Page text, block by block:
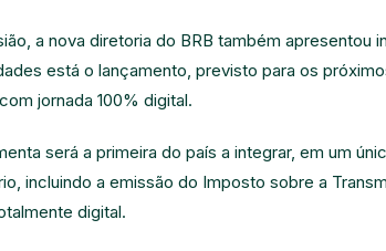
a nova diretoria do BRB também
está o lançamento, previsto para os
jornada 100% digital.
será a primeira do país a integrar, em um
incluindo a emissão do Imposto sobre a
digital.